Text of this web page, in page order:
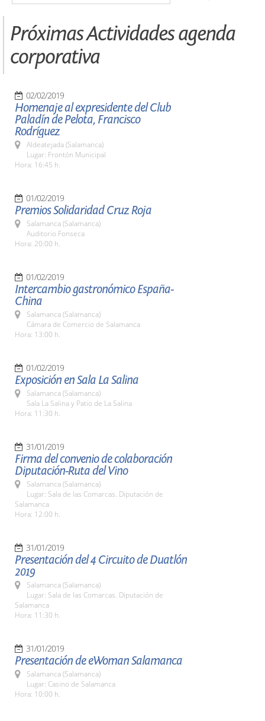
Próximas Actividades agenda
corporativa
02/02/2019
Homenaje al expresidente del Club
Paladín de Pelota, Francisco
Rodríguez
Aldeatejada (Salamanca)
Lugar: Frontón Municipal
Hora: 16:45 h.
01/02/2019
Premios Solidaridad Cruz Roja
Salamanca (Salamanca)
Auditorio Fonseca
Hora: 20:00 h.
01/02/2019
Intercambio gastronómico España-
China
Salamanca (Salamanca)
Cámara de Comercio de Salamanca
Hora: 13:00 h.
01/02/2019
Exposición en Sala La Salina
Salamanca (Salamanca)
Sala La Salina y Patio de La Salina
Hora: 11:30 h.
31/01/2019
Firma del convenio de colaboración
Diputación-Ruta del Vino
Salamanca (Salamanca)
Lugar: Sala de las Comarcas. Diputación de
Salamanca
Hora: 12:00 h.
31/01/2019
Presentación del 4 Circuito de Duatlón
2019
Salamanca (Salamanca)
Lugar: Sala de las Comarcas. Diputación de
Salamanca
Hora: 11:30 h.
31/01/2019
Presentación de eWoman Salamanca
Salamanca (Salamanca)
Lugar: Casino de Salamanca
Hora: 10:00 h.